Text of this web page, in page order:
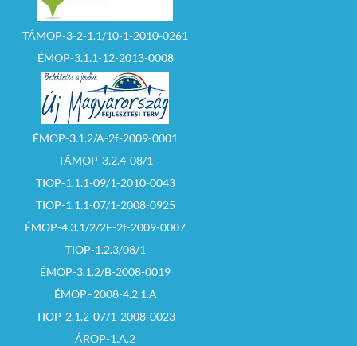
TÁMOP-3-2-1.1/10-1-2010-0261
ÉMOP-3.1.1-12-2013-0008
ÉMOP-3.1.2/A-2f-2009-0001
TÁMOP-3.2.4-08/1
TIOP-1.1.1-09/1-2010-0043
TIOP-1.1.1-07/1-2008-0925
ÉMOP-4.3.1/2/2F-2f-2009-0007
TIOP-1.2.3/08/1
ÉMOP-3.1.2/B-2008-0019
ÉMOP–2008-4.2.1.A
TIOP-2.1.2-07/1-2008-0023
ÁROP-1.A.2